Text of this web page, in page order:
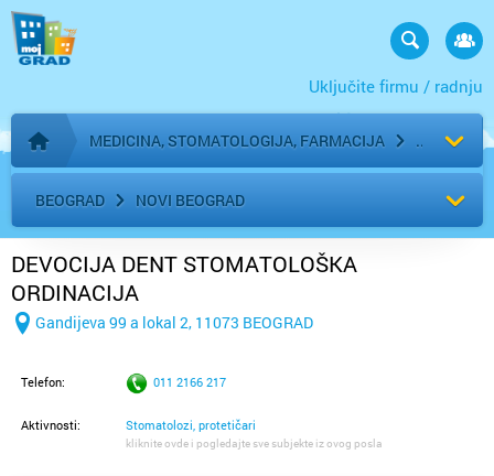
Uključite firmu / radnju
Početna stranica
MEDICINA, STOMATOLOGIJA, FARMACIJA
BEOGRAD NOVI BEOGRAD
DEVOCIJA DENT STOMATOLOŠKA
ORDINACIJA
Gandijeva 99 a lokal 2, 11073 BEOGRAD
Telefon: 011 2166 217
Aktivnosti: Stomatolozi, protetičari
kliknite ovde i pogledajte sve subjekte iz ovog posla